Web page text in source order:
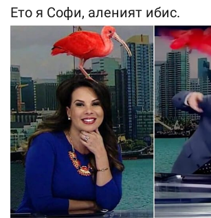
Ето я Софи, аленият ибис.